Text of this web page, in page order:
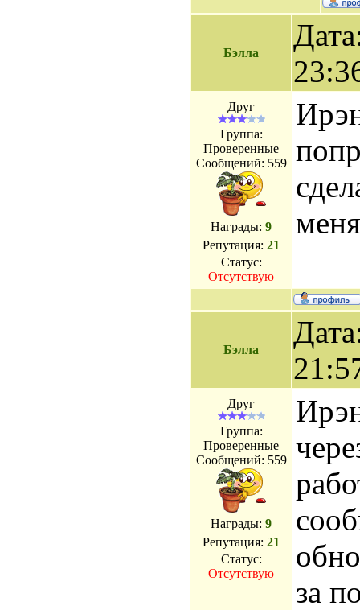
Бэлла
Друг
Группа:
Проверенные
Сообщений: 559
Награды: 9
Репутация: 21
Статус:
Отсутствую
Бэлла
Друг
Группа:
Проверенные
Сообщений: 559
Награды: 9
Репутация: 21
Статус:
Отсутствую
за